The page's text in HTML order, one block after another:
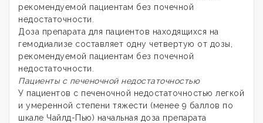
рекомендуемой пациентам без почечной
недостаточности.
Доза препарата для пациентов находящихся на
гемодиализе составляет одну четвертую от дозы,
рекомендуемой пациентам без почечной
недостаточности.
Пациенты с печеночной недостаточностью
У пациентов с печеночной недостаточностью легкой
и умеренной степени тяжести (менее 9 баллов по
шкале Чайлд-Пью) начальная доза препарата